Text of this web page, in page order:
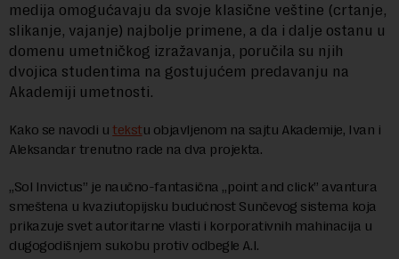
medija omogućavaju da svoje klasične veštine (crtanje,
slikanje, vajanje) najbolje primene, a da i dalje ostanu u
domenu umetničkog izražavanja, poručila su njih
dvojica studentima na gostujućem predavanju na
Akademiji umetnosti.
Kako se navodi utekstu objavljenom na sajtu Akademije, Ivan i
Aleksandar trenutno rade na dva projekta.
„Sol Invictus” je naučno-fantasična „point and click” avantura
smeštena u kvaziutopijsku budućnost Sunčevog sistema koja
prikazuje svet autoritarne vlasti i korporativnih mahinacija u
dugogodišnjem sukobu protiv odbegle A.I.